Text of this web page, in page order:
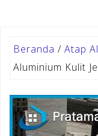
Beranda / Atap
Aluminium Kulit